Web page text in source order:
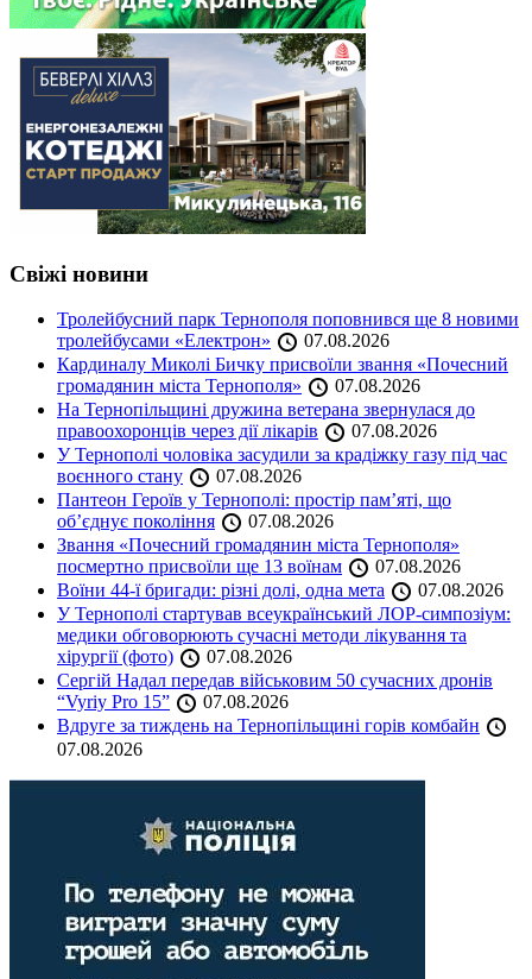
Свіжі новини
Тролейбусний парк Тернополя поповнився ще 8 новими
тролейбусами «Електрон»
07.08.2026
Кардиналу Миколі Бичку присвоїли звання «Почесний
громадянин міста Тернополя»
07.08.2026
На Тернопільщині дружина ветерана звернулася до
правоохоронців через дії лікарів
07.08.2026
У Тернополі чоловіка засудили за крадіжку газу під час
воєнного стану
07.08.2026
Пантеон Героїв у Тернополі: простір пам’яті, що
об’єднує покоління
07.08.2026
Звання «Почесний громадянин міста Тернополя»
посмертно присвоїли ще 13 воїнам
07.08.2026
Воїни 44-ї бригади: різні долі, одна мета
07.08.2026
У Тернополі стартував всеукраїнський ЛОР-симпозіум:
медики обговорюють сучасні методи лікування та
хірургії (фото)
07.08.2026
Сергій Надал передав військовим 50 сучасних дронів
“Vyriy Pro 15”
07.08.2026
Вдруге за тиждень на Тернопільщині горів комбайн
07.08.2026